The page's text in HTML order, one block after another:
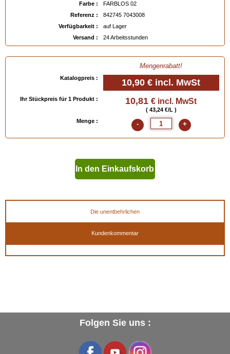
Farbe :
FARBLOS 02
Referenz :
842745 7043008
Verfügbarkeit :
auf Lager
Versand :
24 Arbeitsstunden
Mengenrabatt!
Katalogpreis : 10,90 € incl. MwSt
Ihr Stückpreis für 1 Produkt : 10,81 € incl. MwSt
( 43,24 €/L )
Menge :
- +
In den Einkaufskorb
Die unentbehrlichen
Kundenkommentar
Folgen Sie uns :